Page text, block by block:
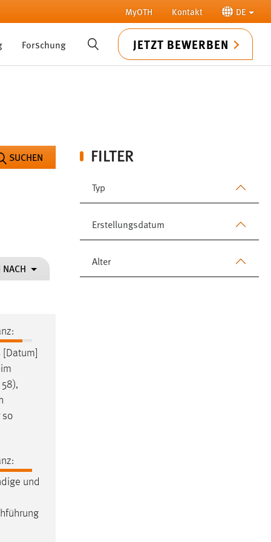
MyOTH Kontakt DE
Forschung SUCHE JETZT BEWERBEN
FILTER
Typ
Erstellungsdatum
Alter
SUCHEN
NACH
so
und